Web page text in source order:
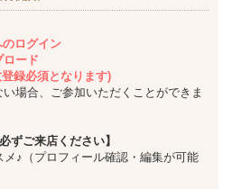
ログイン
ード
録必須となります)
合、ご参加いただくことができま
ずご来店ください】
♪（プロフィール確認・編集が可能